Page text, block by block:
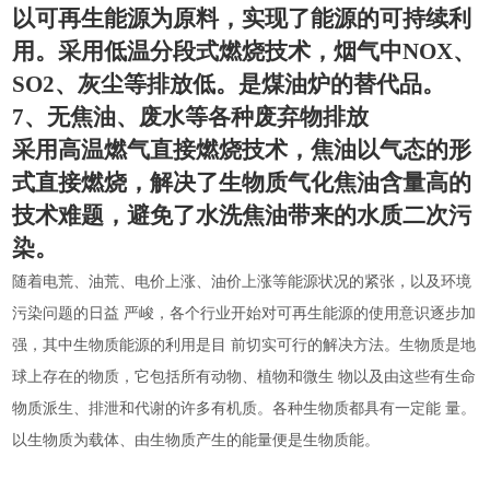
以可再生能源为原料，实现了能源的可持续利
用。采用低温分段式燃烧技术，烟气中NOX、
SO2、灰尘等排放低。是煤油炉的替代品。
7、无焦油、废水等各种废弃物排放
采用高温燃气直接燃烧技术，焦油以气态的形
式直接燃烧，解决了生物质气化焦油含量高的
技术难题，避免了水洗焦油带来的水质二次污
染。
随着电荒、油荒、电价上涨、油价上涨等能源状况的紧张，以及环境
污染问题的日益 严峻，各个行业开始对可再生能源的使用意识逐步加
强，其中生物质能源的利用是目 前切实可行的解决方法。生物质是地
球上存在的物质，它包括所有动物、植物和微生 物以及由这些有生命
物质派生、排泄和代谢的许多有机质。各种生物质都具有一定能 量。
以生物质为载体、由生物质产生的能量便是生物质能。